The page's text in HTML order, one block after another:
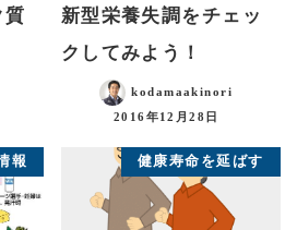
質
新型栄養失調をチェッ
クしてみよう！
kodamaakinori
2016年12月28日
報 健康寿命を延ばす